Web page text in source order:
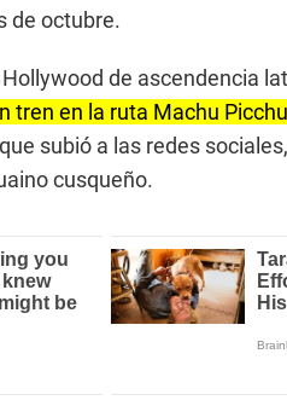
de octubre.
de ascendencia
tren en la ruta Machu
subió a las redes
cusqueño.